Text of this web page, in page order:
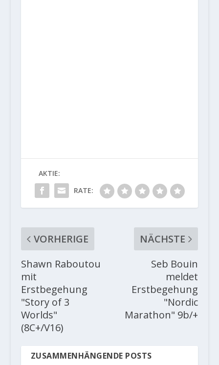
AKTIE:
RATE:
VORHERIGE
Shawn Raboutou
mit
Erstbegehung
"Story of 3
Worlds"
(8C+/V16)
NÄCHSTE
Seb Bouin
meldet
Erstbegehung
"Nordic
Marathon" 9b/+
ZUSAMMENHÄNGENDE POSTS